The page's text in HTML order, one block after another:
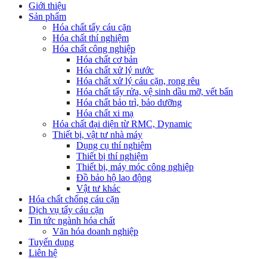
Giới thiệu
Sản phẩm
Hóa chất tẩy cáu cặn
Hóa chất thí nghiệm
Hóa chất công nghiệp
Hóa chất cơ bản
Hóa chất xử lý nước
Hóa chất xử lý cáu cặn, rong rêu
Hóa chất tẩy rửa, vệ sinh dầu mỡ, vết bẩn
Hóa chất bảo trì, bảo dưỡng
Hóa chất xi mạ
Hóa chất đại diện từ RMC, Dynamic
Thiết bị, vật tư nhà máy
Dụng cụ thí nghiệm
Thiết bị thí nghiệm
Thiết bị, máy móc công nghiệp
Đồ bảo hộ lao động
Vật tư khác
Hóa chất chống cáu cặn
Dịch vụ tẩy cáu cặn
Tin tức ngành hóa chất
Văn hóa doanh nghiệp
Tuyển dụng
Liên hệ